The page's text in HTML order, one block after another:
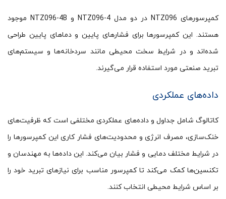
کمپرسورهای NTZ096 در دو مدل NTZ096-4 و NTZ096-4B موجود
هستند. این کمپرسورها برای فشارهای پایین و دماهای پایین طراحی
شده‌اند و در شرایط سخت محیطی مانند سردخانه‌ها و سیستم‌های
تبرید صنعتی مورد استفاده قرار می‌گیرند.
داده‌های عملکردی
کاتالوگ شامل جداول و داده‌های عملکردی مختلفی است که ظرفیت‌های
خنک‌سازی، مصرف انرژی و محدودیت‌های فشار کاری این کمپرسورها را
در شرایط مختلف دمایی و فشار بیان می‌کند. این داده‌ها به مهندسان و
تکنسین‌ها کمک می‌کند تا کمپرسور مناسب برای نیازهای تبرید خود را
بر اساس شرایط محیطی انتخاب کنند.